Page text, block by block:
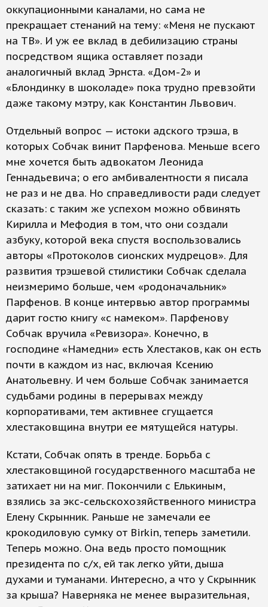
оккупационными каналами, но сама не
прекращает стенаний на тему: «Меня не пускают
на ТВ». И уж ее вклад в дебилизацию страны
посредством ящика оставляет позади
аналогичный вклад Эрнста. «Дом-2» и
«Блондинку в шоколаде» пока трудно превзойти
даже такому мэтру, как Константин Львович.
Отдельный вопрос — истоки адского трэша, в
которых Собчак винит Парфенова. Меньше всего
мне хочется быть адвокатом Леонида
Геннадьевича; о его амбивалентности я писала
не раз и не два. Но справедливости ради следует
сказать: с таким же успехом можно обвинять
Кирилла и Мефодия в том, что они создали
азбуку, которой века спустя воспользовались
авторы «Протоколов сионских мудрецов». Для
развития трэшевой стилистики Собчак сделала
неизмеримо больше, чем «родоначальник»
Парфенов. В конце интервью автор программы
дарит гостю книгу «с намеком». Парфенову
Собчак вручила «Ревизора». Конечно, в
господине «Намедни» есть Хлестаков, как он есть
почти в каждом из нас, включая Ксению
Анатольевну. И чем больше Собчак занимается
судьбами родины в перерывах между
корпоративами, тем активнее сгущается
хлестаковщина внутри ее мятущейся натуры.
Кстати, Собчак опять в тренде. Борьба с
хлестаковщиной государственного масштаба не
затихает ни на миг. Покончили с Елькиным,
взялись за экс-сельскохозяйственного министра
Елену Скрынник. Раньше не замечали ее
крокодиловую сумку от Birkin, теперь заметили.
Теперь можно. Она ведь просто помощник
президента по с/х, ей так легко уйти, дыша
духами и туманами. Интересно, а что у Скрынник
за крыша? Наверняка не менее выразительная,